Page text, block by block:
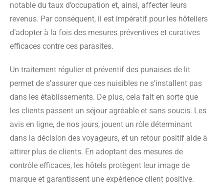
notable du taux d’occupation et, ainsi, affecter leurs
revenus. Par conséquent, il est impératif pour les hôteliers
d’adopter à la fois des mesures préventives et curatives
efficaces contre ces parasites.
Un traitement régulier et préventif des punaises de lit
permet de s’assurer que ces nuisibles ne s’installent pas
dans les établissements. De plus, cela fait en sorte que
les clients passent un séjour agréable et sans soucis. Les
avis en ligne, de nos jours, jouent un rôle déterminant
dans la décision des voyageurs, et un retour positif aide à
attirer plus de clients. En adoptant des mesures de
contrôle efficaces, les hôtels protègent leur image de
marque et garantissent une expérience client positive.